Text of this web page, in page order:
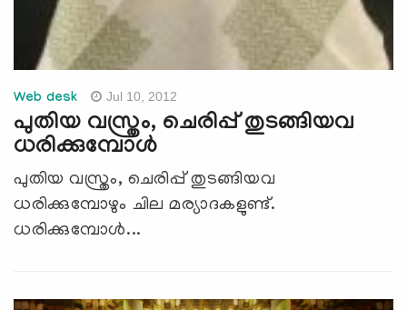
Web desk Jul 10, 2012
പുതിയ വസ്ത്രം, ചെരിപ്പ് തുടങ്ങിയവ
ധരിക്കുമ്പോള്‍
പുതിയ വസ്ത്രം, ചെരിപ്പ് തുടങ്ങിയവ
ധരിക്കുമ്പോഴും ചില മര്യാദകളുണ്ട്.
ധരിക്കുമ്പോള്‍...